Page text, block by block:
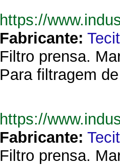
https://
Fabricante:
Filtro prensa.
Para filtragem
https://
Fabricante:
Filtro prensa.